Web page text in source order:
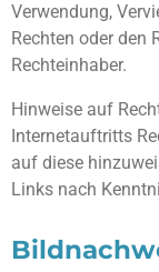
Verwendung,
Rechten oder den
Rechteinhaber.
Hinweise auf
Internetauftritts
auf diese
Links nach